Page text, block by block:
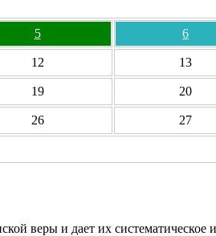
5 6
12 13
19 20
26 27
веры и дает их систематическое